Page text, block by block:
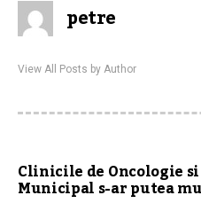
petre
View All Posts by Author
Clinicile de Oncologie
Municipal s-ar putea